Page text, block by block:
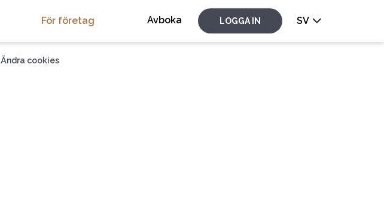
För företag Avboka LOGGA IN SV
Ändra cookies